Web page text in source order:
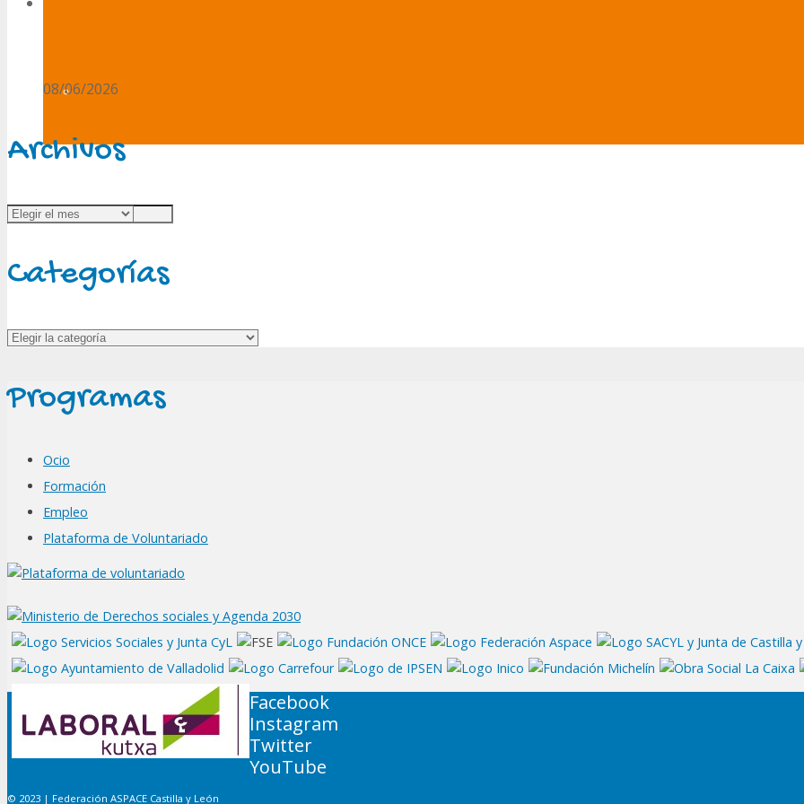
Trabaja con nosotros
08/06/2026
Archivos
Archivos
Categorías
Categorías
Programas
Ocio
Formación
Empleo
Plataforma de Voluntariado
Facebook
Instagram
Twitter
YouTube
© 2023 | Federación ASPACE Castilla y León